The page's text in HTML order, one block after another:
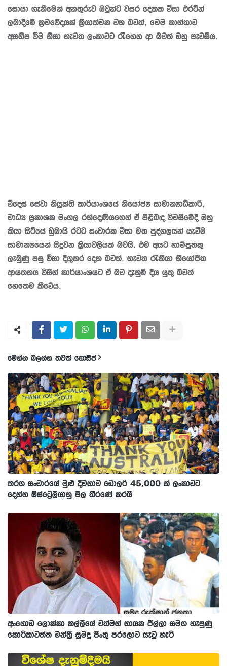
සොයා ගැනීමෙන් අනතුරුව ඔවුන්ට වසර දෙකක වීසා එරටින්
ලබාදීමේ ක්‍රමවේදයක් ක්‍රියාත්මක වන බවත්, මෙම කාන්තාව
අසනීප වීම නිසා නැවත ලංකාවට රැගෙන ආ බවත් ඔහු පැවසීය.
විදෙස් සේවා නියුක්ති කාර්යාංශයේ නියෝජ්‍ය සාමාන්‍යාධිකාරි,
මාධ්‍ය ප්‍රකාශක මංගල රන්දෙණියගෙන් ඒ පිළිබඳ විමසීමේදී ඔහු
කියා සිටියේ ඩුබායි රටට සංචාරක වීසා මත පුද්ගලයන් යැවීම
සාමාන්‍යයෙන් සිදුවන ක්‍රියාවලියක් බවයි. එම අයට හාම්පුතකු
ලැබුණු පසු වීසා දිගුකර දෙන බවත්, නැවත රැකියා නියෝජිත
ආයතනය විසින් කාර්යාංශයට ඒ බව දැනුම් දිය යුතු බවත්
හෙතෙම කීවේය.
මෙන්න බලන්න තවත් ගොසිප්
තරග සංචාරයේ මුළු දීමනාව ඩොලර් 45,000 ක් ලංකාවට
දෙන්න ඕස්ට්‍රෙලියානු පිල තීරණේ කරයි
අංගොඩ ලොක්කා කල්ලියේ වත්මන් නායක ජිල්ලා සමග හැපුණු
කොටිකාවත්ත මන්ත්‍රී සුමදු පිංතු පරලොව යැවූ හැටි